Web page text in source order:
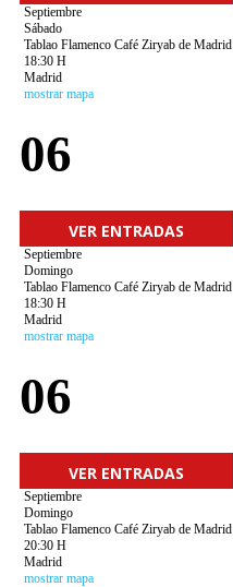
Septiembre
Sábado
Tablao Flamenco Café Ziryab de Madrid
18:30 H
Madrid
mostrar mapa
06
VER ENTRADAS
Septiembre
Domingo
Tablao Flamenco Café Ziryab de Madrid
18:30 H
Madrid
mostrar mapa
06
VER ENTRADAS
Septiembre
Domingo
Tablao Flamenco Café Ziryab de Madrid
20:30 H
Madrid
mostrar mapa